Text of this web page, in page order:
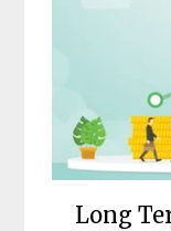
Long